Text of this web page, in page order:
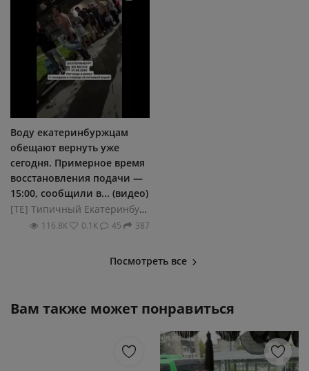
Воду екатеринбуржцам
обещают вернуть уже
сегодня. Примерное время
восстановления подачи —
15:00, сообщили в... (видео)
[ТЕ] Типичный Екатеринбург
116.8К 0.1К 45 387
Посмотреть все
Вам также может понравиться